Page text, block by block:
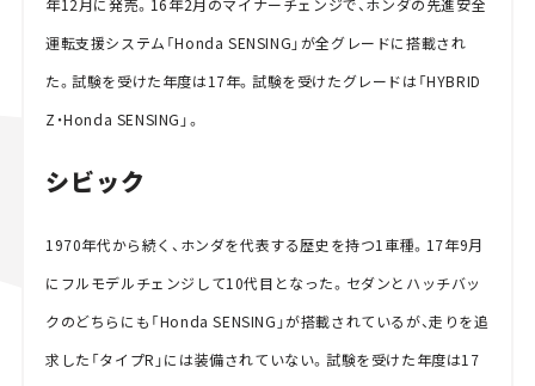
年12月に発売。16年2月のマイナーチェンジで、ホンダの先進安全
運転支援システム「Honda SENSING」が全グレードに搭載され
た。試験を受けた年度は17年。試験を受けたグレードは「HYBRID
Z・Honda SENSING」。
シビック
1970年代から続く、ホンダを代表する歴史を持つ1車種。17年9月
にフルモデルチェンジして10代目となった。セダンとハッチバッ
クのどちらにも「Honda SENSING」が搭載されているが、走りを追
求した「タイプR」には装備されていない。試験を受けた年度は17